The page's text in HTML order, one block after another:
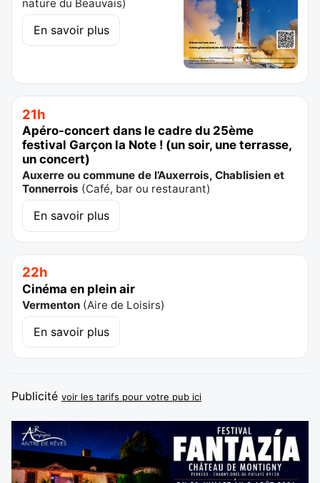
nature du Beauvais)
En savoir plus
21h
Apéro-concert dans le cadre du 25ème
festival Garçon la Note ! (un soir, une terrasse,
un concert)
Auxerre ou commune de l’Auxerrois, Chablisien et
Tonnerrois (Café, bar ou restaurant)
En savoir plus
22h
Cinéma en plein air
Vermenton (Aire de Loisirs)
En savoir plus
Publicité voir les tarifs pour votre pub ici